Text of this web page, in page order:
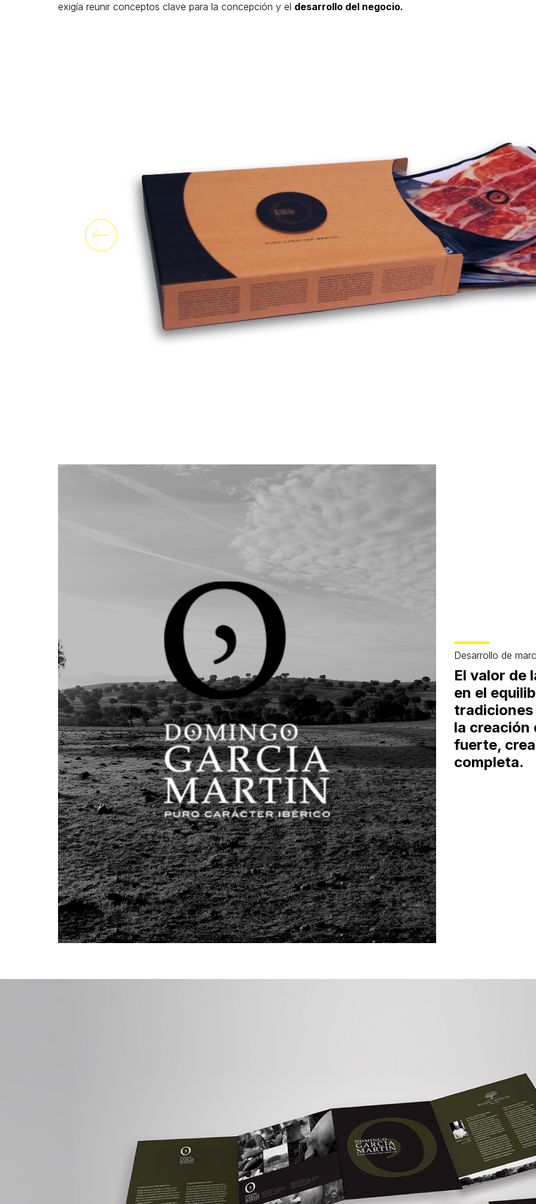
exigía reunir conceptos clave para la concepción y el desarrollo del negocio.
Desarrollo de
El valor de
en el
tradiciones
la creación
fuerte,
completa.